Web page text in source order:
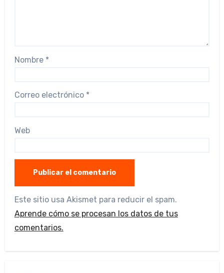
Nombre *
Correo electrónico *
Web
Este sitio usa Akismet para reducir el spam.
Aprende cómo se procesan los datos de tus
comentarios.